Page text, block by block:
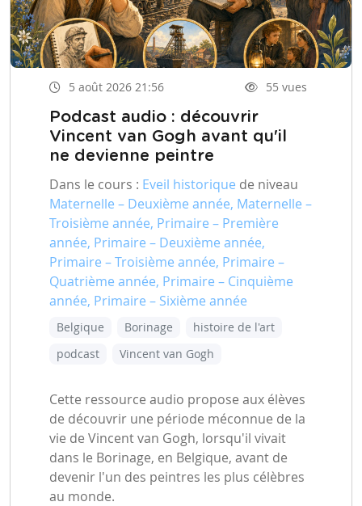
5 août 2026 21:56 55 vues
Podcast audio : découvrir
Vincent van Gogh avant qu'il
ne devienne peintre
Dans le cours : Eveil historique de niveau
Maternelle – Deuxième année, Maternelle –
Troisième année, Primaire – Première
année, Primaire – Deuxième année,
Primaire – Troisième année, Primaire –
Quatrième année, Primaire – Cinquième
année, Primaire – Sixième année
Belgique Borinage
histoire de l'art
podcast
Vincent van Gogh
Cette ressource audio propose aux élèves
de découvrir une période méconnue de la
vie de Vincent van Gogh, lorsqu'il vivait
dans le Borinage, en Belgique, avant de
devenir l'un des peintres les plus célèbres
au monde.